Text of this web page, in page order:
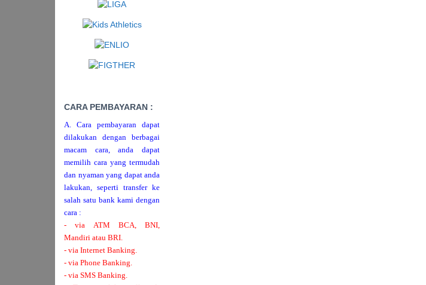
CARA PEMBAYARAN :
A. Cara pembayaran dapat
dilakukan dengan berbagai
macam cara, anda dapat
memilih cara yang termudah
dan nyaman yang dapat anda
lakukan, seperti transfer ke
salah satu bank kami dengan
cara :
- via ATM BCA, BNI,
Mandiri atau BRI.
- via Internet Banking.
- via Phone Banking.
- via SMS Banking.